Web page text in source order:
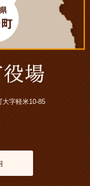
大字軽米10-85